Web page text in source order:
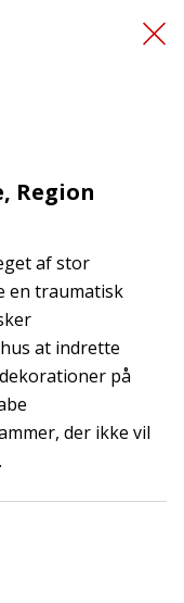
Region
af stor
en traumatisk
at indrette
på
der ikke vil